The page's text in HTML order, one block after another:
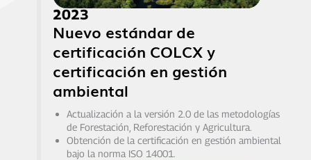
2023
Nuevo estándar de
certificación COLCX y
certificación en gestión
ambiental
Actualización a la versión 2.0 de las metodologías
de Forestación, Reforestación y Agricultura.
Obtención de la certificación en gestión ambiental
bajo la norma ISO 14001.